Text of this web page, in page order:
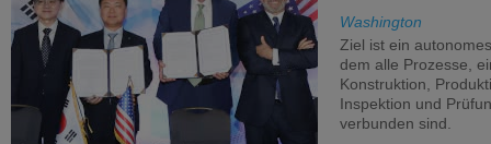
Washington
Ziel ist ein
dem alle Prozesse,
Konstruktion,
Inspektion und
verbunden sind.